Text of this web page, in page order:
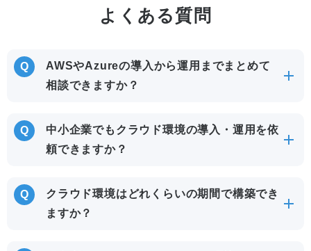
よくある質問
AWSやAzureの導入から運用までまとめて
相談できますか？
中小企業でもクラウド環境の導入・運用を依
頼できますか？
クラウド環境はどれくらいの期間で構築でき
ますか？